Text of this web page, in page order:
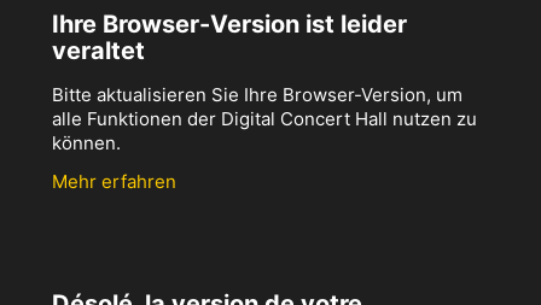
Ihre Browser-Version ist leider
veraltet
Bitte aktualisieren Sie Ihre Browser-Version, um
alle Funktionen der Digital Concert Hall nutzen zu
können.
Mehr erfahren